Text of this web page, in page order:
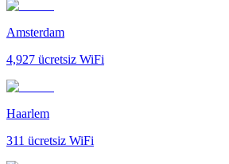
Amsterdam
4,927 ücretsiz WiFi
Haarlem
311 ücretsiz WiFi